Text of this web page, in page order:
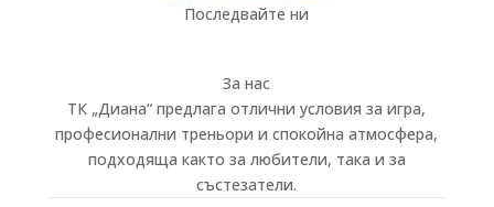
Последвайте ни
За нас
ТК „Диана“ предлага отлични условия за игра,
професионални треньори и спокойна атмосфера,
подходяща както за любители, така и за
състезатели.